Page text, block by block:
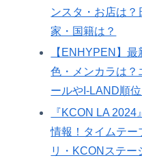
ンスタ・お店は
家・国籍は？
【ENHYPEN】
色・メンカラは？
ールやI-LAND順位
『KCON LA
情報！タイムテー
リ・KCONステー